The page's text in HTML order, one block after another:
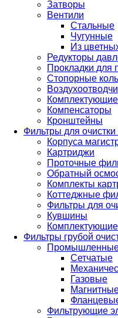
Затворы
Вентили
Стальные
Чугунные
Из
Редукторы
Прокладки для
Стопорные
Комплектующие
Компенсаторы
Кронштейны
Фильтры для
Корпуса
Картриджи
Проточные
Обратный
Комплекты
Коттеджные
Фильтры для
Кувшины
Фильтры грубой
Сетчатые
Газовые
Фильтрующие